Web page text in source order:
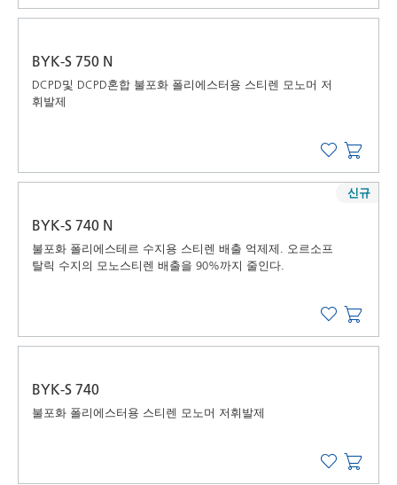
BYK-S 750 N
DCPD및 DCPD혼합 불포화 폴리에스터용 스티렌 모노머 저
휘발제
BYK-S 740 N
불포화 폴리에스테르 수지용 스티렌 배출 억제제. 오르소프
탈릭 수지의 모노스티렌 배출을 90%까지 줄인다.
신규
BYK-S 740
불포화 폴리에스터용 스티렌 모노머 저휘발제